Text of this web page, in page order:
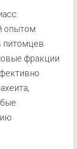
опытом
питомцев
фракции